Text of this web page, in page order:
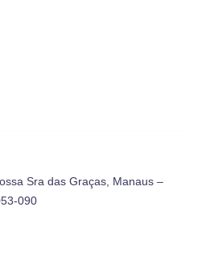
Sra das Graças, Manaus –
090